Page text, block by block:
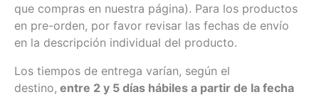
que compras en nuestra página). Para los productos
en pre-orden, por favor revisar las fechas de envío
en la descripción individual del producto.
Los tiempos de entrega varían, según el
destino, entre 2 y 5 días hábiles a partir de la fecha